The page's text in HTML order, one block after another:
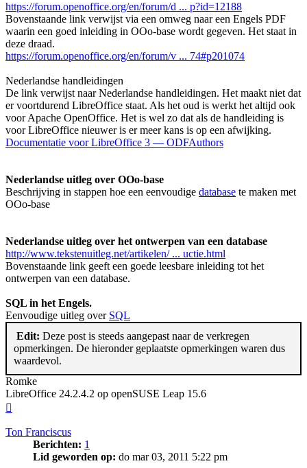
https://forum.openoffice.org/en/forum/d ... p?id=12188
Bovenstaande link verwijst via een omweg naar een Engels PDF
waarin een goed inleiding in OOo-base wordt gegeven. Het staat in
deze draad.
https://forum.openoffice.org/en/forum/v ... 74#p201074
Nederlandse handleidingen
De link verwijst naar Nederlandse handleidingen. Het maakt niet dat
er voortdurend LibreOffice staat. Als het oud is werkt het altijd ook
voor Apache OpenOffice. Het is wel zo dat als de handleiding is
voor LibreOffice nieuwer is er meer kans is op een afwijking.
Documentatie voor LibreOffice 3 — ODFAuthors
Nederlandse uitleg over OOo-base
Beschrijving in stappen hoe een eenvoudige database te maken met
OOo-base
Nederlandse uitleg over het ontwerpen van een database
http://www.tekstenuitleg.net/artikelen/ ... uctie.html
Bovenstaande link geeft een goede leesbare inleiding tot het
ontwerpen van een database.
SQL in het Engels.
Eenvoudige uitleg over SQL
Edit: Deze post is steeds aangepast naar de verkregen
opmerkingen. De hieronder geplaatste opmerkingen waren dus
waardevol.
Romke
LibreOffice 24.2.4.2 op openSUSE Leap 15.6
Ton Franciscus
Berichten: 1
Lid geworden op: do mar 03, 2011 5:22 pm